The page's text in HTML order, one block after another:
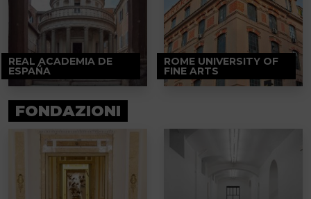
REAL ACADEMIA DE
ESPAÑA
ROME UNIVERSITY OF
FINE ARTS
FONDAZIONI